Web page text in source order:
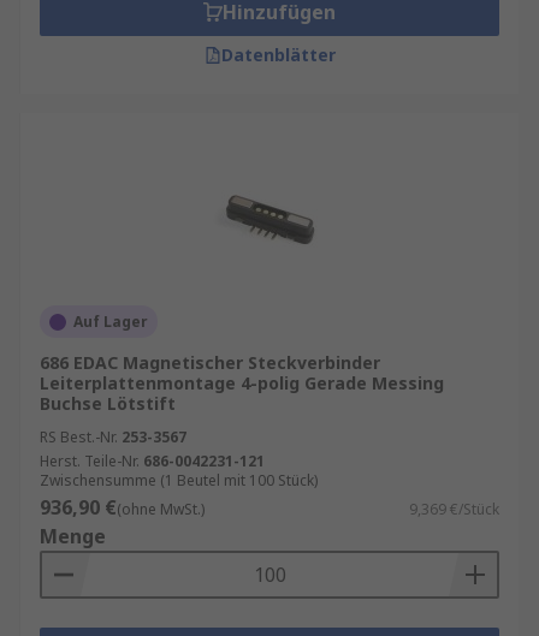
Hinzufügen
Datenblätter
Auf Lager
686 EDAC Magnetischer Steckverbinder
Leiterplattenmontage 4-polig Gerade Messing
Buchse Lötstift
RS Best.-Nr. 253-3567
Herst. Teile-Nr. 686-0042231-121
Zwischensumme (1 Beutel mit 100 Stück)
936,90 €(ohne MwSt.) 9,369 €/Stück
Menge